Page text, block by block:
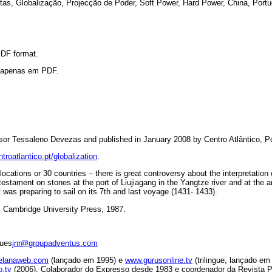
Globalização, Projecção de Poder, Soft Power, Hard Power, China,
format.
em PDF.
Tessaleno Devezas and published in January 2008 by Centro Atlântico,
globalization.
or 30 countries – there is great controversy about the
on stones at the port of Liujiagang in the Yangtze river and at the
preparing to sail on its 7th and last voyage (1431- 1433).
University Press, 1987.
jnr@groupadventus.com
(lançado em 1995) e www.gurusonline.tv (trilingue, lançado
(2006). Colaborador do Expresso desde 1983 e coordenador da Revista